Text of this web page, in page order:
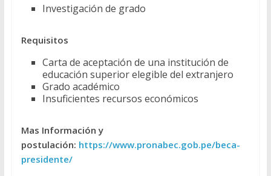
Investigación de grado
Requisitos
Carta de aceptación de una institución de
educación superior elegible del extranjero
Grado académico
Insuficientes recursos económicos
Mas Información y
postulación: https://www.pronabec.gob.pe/beca-
presidente/